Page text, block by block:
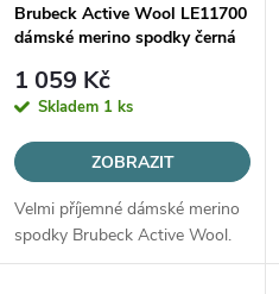
Brubeck Active Wool LE11700
dámské merino spodky černá
1 059 Kč
Skladem 1 ks
ZOBRAZIT
Velmi příjemné dámské merino
spodky Brubeck Active Wool.